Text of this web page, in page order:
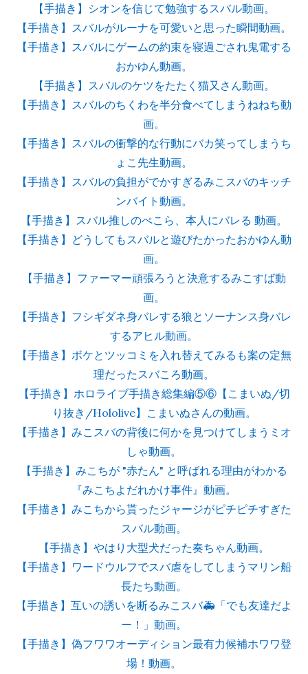
【手描き】シオンを信じて勉強するスバル動画。
【手描き】スバルがルーナを可愛いと思った瞬間動画。
【手描き】スバルにゲームの約束を寝過ごされ鬼電する
おかゆん動画。
【手描き】スバルのケツをたたく猫又さん動画。
【手描き】スバルのちくわを半分食べてしまうねねち動
画。
【手描き】スバルの衝撃的な行動にバカ笑ってしまうち
ょこ先生動画。
【手描き】スバルの負担がでかすぎるみこスバのキッチ
ンバイト動画。
【手描き】スバル推しのぺこら、本人にバレる 動画。
【手描き】どうしてもスバルと遊びたかったおかゆん動
画。
【手描き】ファーマー頑張ろうと決意するみこすば動
画。
【手描き】フシギダネ身バレする狼とソーナンス身バレ
するアヒル動画。
【手描き】ボケとツッコミを入れ替えてみるも案の定無
理だったスバころ動画。
【手描き】ホロライブ手描き総集編⑤⑥【こまいぬ/切
り抜き/Hololive】こまいぬさんの動画。
【手描き】みこスバの背後に何かを見つけてしまうミオ
しゃ動画。
【手描き】みこちが "赤たん" と呼ばれる理由がわかる
『みこちよだれかけ事件』動画。
【手描き】みこちから貰ったジャージがピチピチすぎた
スバル動画。
【手描き】やはり大型犬だった奏ちゃん動画。
【手描き】ワードウルフでスバ虐をしてしまうマリン船
長たち動画。
【手描き】互いの誘いを断るみこスバ🚑「でも友達だよ
ー！」動画。
【手描き】偽フワワオーディション最有力候補ホワワ登
場！動画。